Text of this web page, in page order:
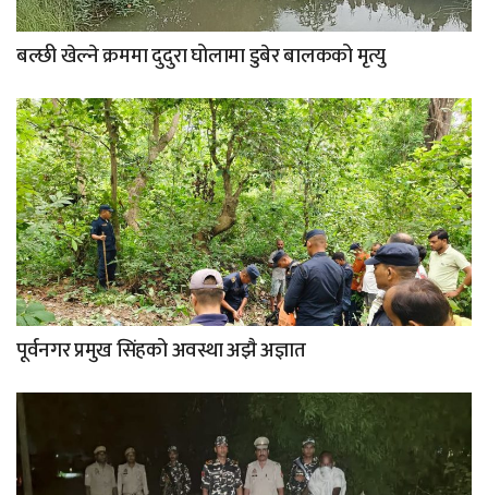
बल्छी खेल्ने क्रममा दुदुरा घोलामा डुबेर बालकको मृत्यु
पूर्वनगर प्रमुख सिंहको अवस्था अझै अज्ञात